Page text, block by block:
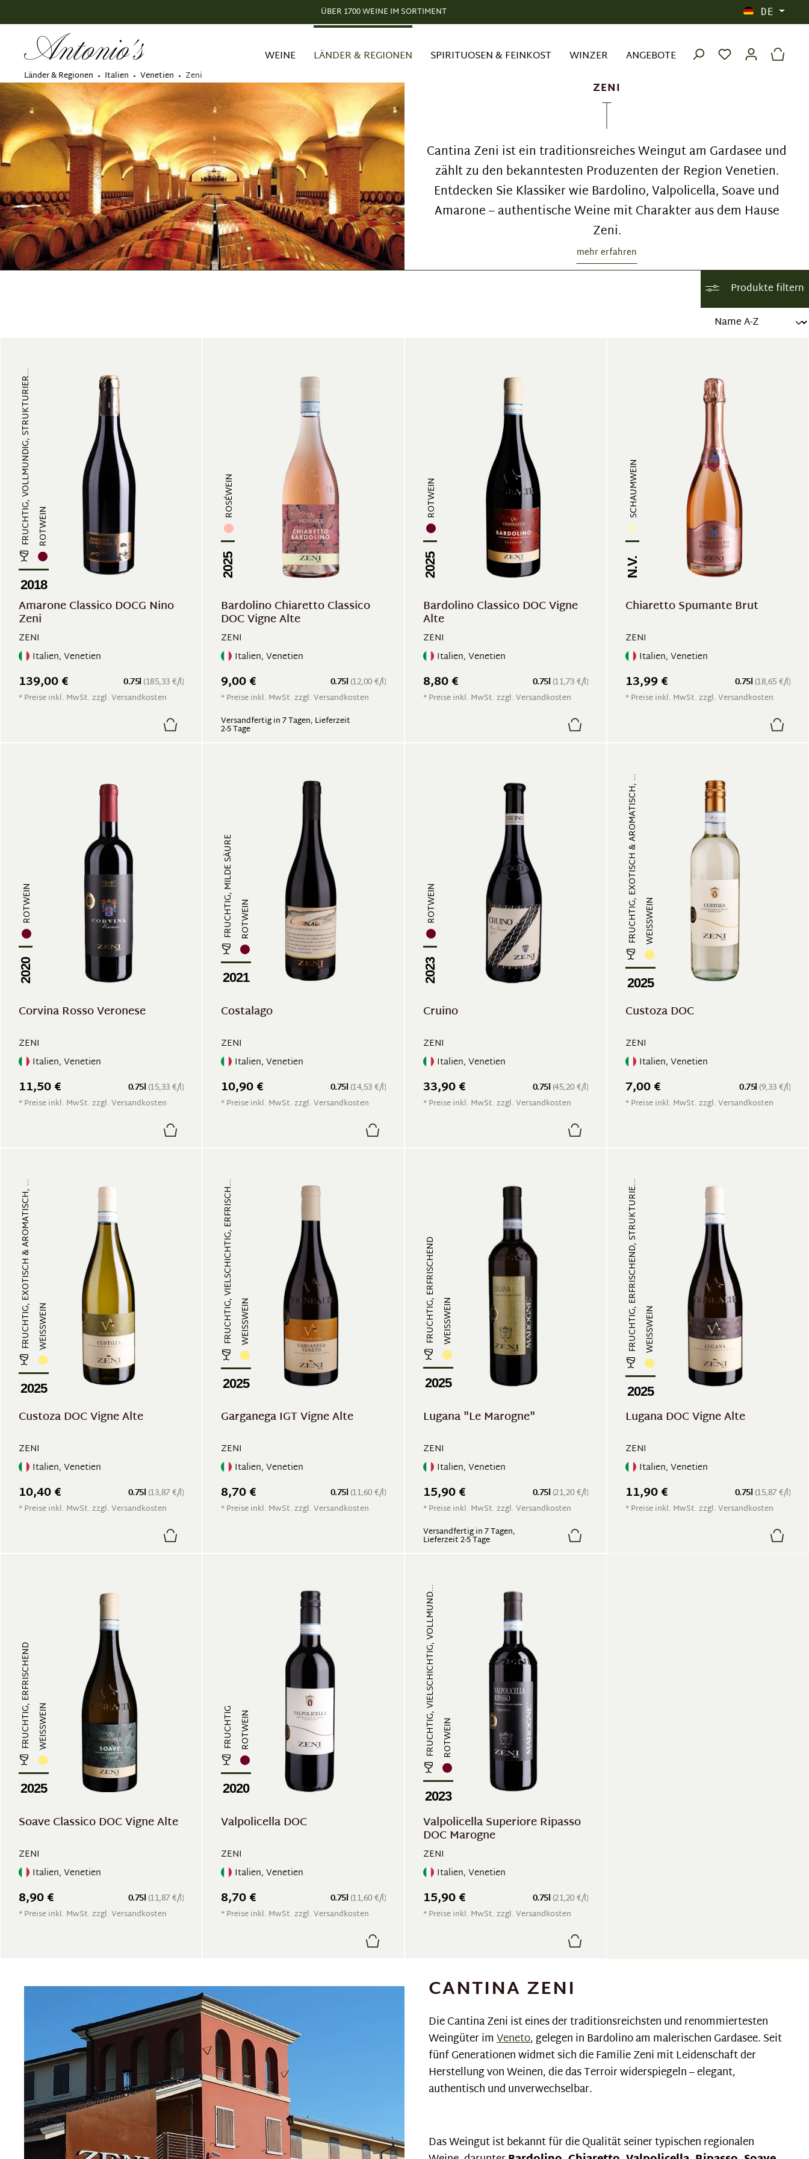
ÜBER 1700 WEINE IM SORTIMENT DE
Länder & Regionen Italien Venetien Zeni
WEINE LÄNDER & REGIONEN SPIRITUOSEN & FEINKOST WINZER ANGEBOTE
ZENI
Cantina Zeni ist ein traditionsreiches Weingut am Gardasee und
zählt zu den bekanntesten Produzenten der Region Venetien.
Entdecken Sie Klassiker wie Bardolino, Valpolicella, Soave und
Amarone – authentische Weine mit Charakter aus dem Hause
Zeni.
mehr erfahren
Produkte filtern
FRUCHTIG, VOLLMUNDIG, STRUKTURIER... ROTWEIN
2018
Amarone Classico DOCG Nino
Zeni
ZENI
Italien, Venetien
0.75l (185,33 €/l)
139,00 €
* Preise inkl. MwSt. zzgl. Versandkosten
ROSÉWEIN
2025
Bardolino Chiaretto Classico
DOC Vigne Alte
ZENI
Italien, Venetien
0.75l (12,00 €/l)
9,00 €
* Preise inkl. MwSt. zzgl. Versandkosten
Versandfertig in 7 Tagen, Lieferzeit
2-5 Tage
ROTWEIN
2025
Bardolino Classico DOC Vigne
Alte
ZENI
Italien, Venetien
0.75l (11,73 €/l)
8,80 €
* Preise inkl. MwSt. zzgl. Versandkosten
SCHAUMWEIN
N.V.
Chiaretto Spumante Brut
ZENI
Italien, Venetien
0.75l (18,65 €/l)
13,99 €
* Preise inkl. MwSt. zzgl. Versandkosten
ROTWEIN
2020
Corvina Rosso Veronese
ZENI
Italien, Venetien
0.75l (15,33 €/l)
11,50 €
* Preise inkl. MwSt. zzgl. Versandkosten
FRUCHTIG, MILDE SÄURE ROTWEIN
2021
Costalago
ZENI
Italien, Venetien
0.75l (14,53 €/l)
10,90 €
* Preise inkl. MwSt. zzgl. Versandkosten
ROTWEIN
2023
Cruino
ZENI
Italien, Venetien
0.75l (45,20 €/l)
33,90 €
* Preise inkl. MwSt. zzgl. Versandkosten
FRUCHTIG, EXOTISCH & AROMATISCH, ... WEISSWEIN
2025
Custoza DOC
ZENI
Italien, Venetien
0.75l (9,33 €/l)
7,00 €
* Preise inkl. MwSt. zzgl. Versandkosten
FRUCHTIG, EXOTISCH & AROMATISCH, ... WEISSWEIN
2025
Custoza DOC Vigne Alte
ZENI
Italien, Venetien
0.75l (13,87 €/l)
10,40 €
* Preise inkl. MwSt. zzgl. Versandkosten
FRUCHTIG, VIELSCHICHTIG, ERFRISCH... WEISSWEIN
2025
Garganega IGT Vigne Alte
ZENI
Italien, Venetien
0.75l (11,60 €/l)
8,70 €
* Preise inkl. MwSt. zzgl. Versandkosten
FRUCHTIG, ERFRISCHEND WEISSWEIN
2025
Lugana "Le Marogne"
ZENI
Italien, Venetien
0.75l (21,20 €/l)
15,90 €
* Preise inkl. MwSt. zzgl. Versandkosten
Versandfertig in 7 Tagen,
Lieferzeit 2-5 Tage
FRUCHTIG, ERFRISCHEND, STRUKTURIE... WEISSWEIN
2025
Lugana DOC Vigne Alte
ZENI
Italien, Venetien
0.75l (15,87 €/l)
11,90 €
* Preise inkl. MwSt. zzgl. Versandkosten
FRUCHTIG, ERFRISCHEND WEISSWEIN
2025
Soave Classico DOC Vigne Alte
ZENI
Italien, Venetien
0.75l (11,87 €/l)
8,90 €
* Preise inkl. MwSt. zzgl. Versandkosten
FRUCHTIG ROTWEIN
2020
Valpolicella DOC
ZENI
Italien, Venetien
0.75l (11,60 €/l)
8,70 €
* Preise inkl. MwSt. zzgl. Versandkosten
FRUCHTIG, VIELSCHICHTIG, VOLLMUND... ROTWEIN
2023
Valpolicella Superiore Ripasso
DOC Marogne
ZENI
Italien, Venetien
0.75l (21,20 €/l)
15,90 €
* Preise inkl. MwSt. zzgl. Versandkosten
CANTINA ZENI
Die Cantina Zeni ist eines der traditionsreichsten und renommiertesten
Weingüter imVeneto, gelegen in Bardolino am malerischen Gardasee. Seit
fünf Generationen widmet sich die Familie Zeni mit Leidenschaft der
Herstellung von Weinen, die das Terroir widerspiegeln – elegant,
authentisch und unverwechselbar.
Das Weingut ist bekannt für die Qualität seiner typischen regionalen